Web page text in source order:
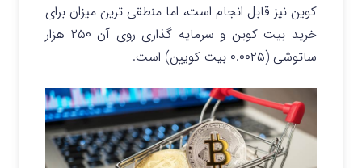
کوین نیز قابل انجام است، اما منطقی ترین میزان برای
خرید بیت کوین و سرمایه گذاری روی آن ۲۵۰ هزار
ساتوشی (۰.۰۰۲۵ بیت کویین) است.